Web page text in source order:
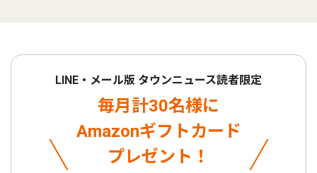
LINE・メール版 タウンニュース読者限定
毎月計30名様に
Amazonギフトカード
プレゼント！